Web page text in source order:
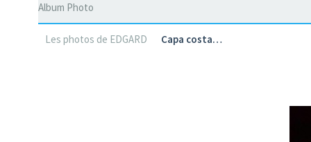
Album Photo
Les photos de EDGARD Capa costa…